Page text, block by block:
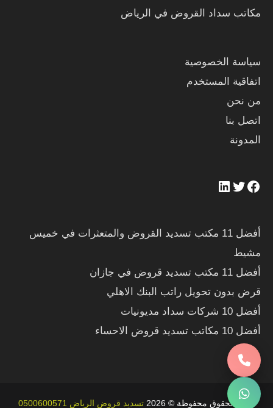
مكاتب سداد القروض في الرياض
سياسة الخصوصية
اتفاقية المستخدم
من نحن
اتصل بنا
المدونة
أفضل 11 مكتب تسديد القروض والمتعثرات في خميس
مشيط
أفضل 11 مكتب تسديد قروض في جازان
قرض بدون تحويل راتب البنك الاهلي
أفضل 10 شركات سداد مديونيات
أفضل 10 مكاتب تسديد قروض الاحساء
جميع الحقوق محفوظة © 2026 تسديد قروض الرياض 0500600571